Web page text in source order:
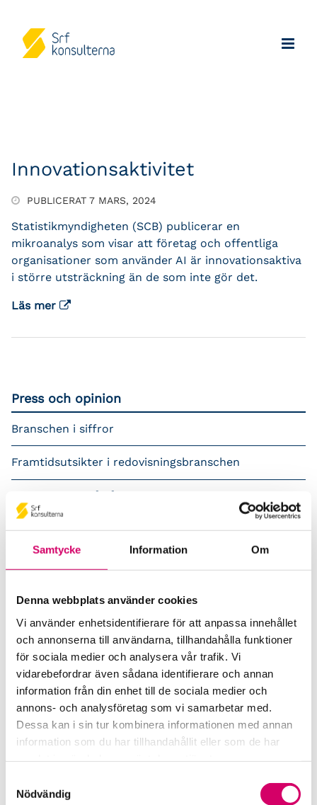
Samtycke Information Om
Denna webbplats använder cookies
Vi använder enhetsidentifierare för att anpassa innehållet
och annonserna till användarna, tillhandahålla funktioner
för sociala medier och analysera vår trafik. Vi
vidarebefordrar även sådana identifierare och annan
information från din enhet till de sociala medier och
annons- och analysföretag som vi samarbetar med.
Dessa kan i sin tur kombinera informationen med annan
information som du har tillhandahållit eller som de har
Nödvändig
Innovationsaktivitet
PUBLICERAT 7 MARS, 2024
Statistikmyndigheten (SCB) publicerar en
mikroanalys som visar att företag och offentliga
organisationer som använder AI är innovationsaktiva
i större utsträckning än de som inte gör det.
Läs mer
Press och opinion
Branschen i siffror
Framtidsutsikter i redovisningsbranschen
Prenumerera på våra nyhetsbrev
Pressrum
Remisser
Samverkan med myndigheter och organisationer
Srf Fokusrapport 2024 – insikter för hållbart
företagande
Våra nyhetskanaler
Tidningen Konsulten